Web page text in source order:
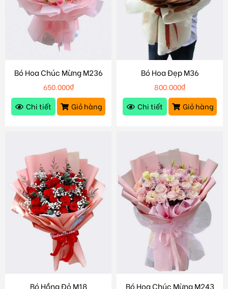
Bó Hoa Chúc Mừng M236
650.000₫
Chi tiết
Giỏ hàng
Bó Hoa Đẹp M36
800.000₫
Chi tiết
Giỏ hàng
Bó Hồng Đỏ M18 Bó Hoa Chúc Mừng M243